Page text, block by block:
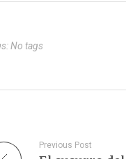
No tags
Previous Post